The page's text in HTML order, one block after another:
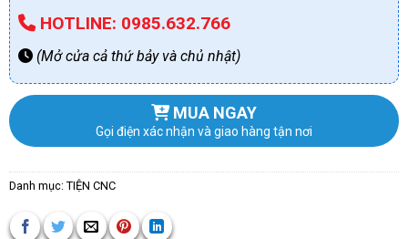
HOTLINE: 0985.632.766
(Mở cửa cả thứ bảy và chủ nhật)
MUA NGAY
Gọi điện xác nhận và giao hàng tận nơi
Danh mục: TIỆN CNC